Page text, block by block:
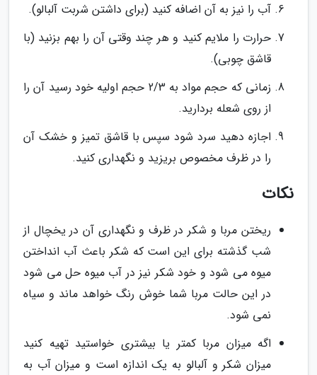
آب را نیز به آن اضافه کنید (برای داشتن شربت آلبالو).
حرارت را ملایم کنید و هر چند وقتی آن را بهم بزنید (با
قاشق چوبی).
زمانی که حجم مواد به 2/3 حجم اولیه خود رسید آن را
از روی شعله بردارید.
اجازه دهید سرد شود سپس با قاشق تمیز و خشک آن
را در ظرف مخصوص بریزید و نگهداری کنید.
نکات
ریختن مربا و شکر در ظرف و نگهداری آن در یخچال از
شب گذشته برای این است که شکر باعث آب انداختن
میوه می شود و خود شکر نیز در آب میوه حل می شود
در این حالت مربا شما خوش رنگ خواهد ماند و سیاه
نمی شود.
اگه میزان مربا کمتر یا بیشتری خواستید تهیه کنید
میزان شکر و آلبالو به یک اندازه است و میزان آب به